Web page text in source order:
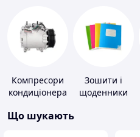
Компресори
кондиціонера
Зошити і
щоденники
Що шукають